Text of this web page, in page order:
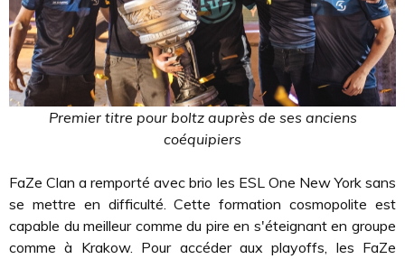
Premier titre pour boltz auprès de ses anciens
coéquipiers
FaZe Clan a remporté avec brio les ESL One New York sans
se mettre en difficulté. Cette formation cosmopolite est
capable du meilleur comme du pire en s'éteignant en groupe
comme à Krakow. Pour accéder aux playoffs, les FaZe